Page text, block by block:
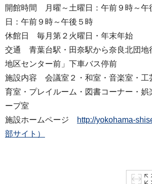
開館時間 月曜～土曜日：午前９時～午
日：午前９時～午後５時
休館日 毎月第２火曜日・年末年始
交通 青葉台駅・田奈駅から奈良北団地
地区センター前」下車バス停前
施設内容 会議室２・和室・音楽室・工
育室・プレイルーム・図書コーナー・娯
ープ室
施設ホームページ
http://yokohama-
部サイト）